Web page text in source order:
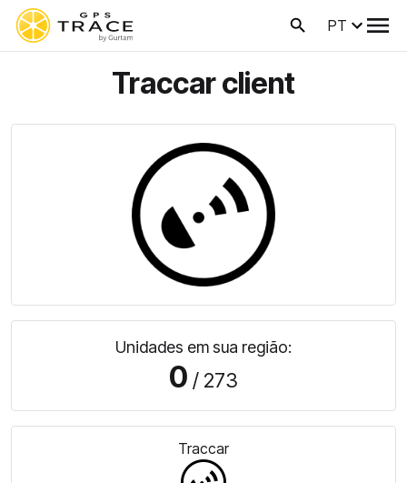
PT
Traccar client
Unidades em sua região:
0 / 273
Traccar